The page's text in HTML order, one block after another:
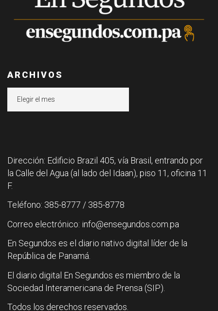
ARCHIVOS
Dirección: Edificio Brazil 405, vía Brasil, entrando por
la Calle del Agua (al lado del Idaan), piso 11, oficina 11
F.
Teléfono: 385-8777 / 385-8778
Correo electrónico: info@ensegundos.com.pa
En Segundos es el diario nativo digital líder de la
República de Panamá.
El diario digital En Segundos es miembro de la
Sociedad Interamericana de Prensa (SIP).
Todos los derechos reservados.